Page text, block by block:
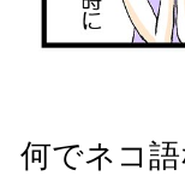
何でネコ